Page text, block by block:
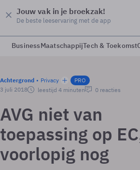
Jouw vak in je broekzak!
De beste leeservaring met de app
BusinessMaatschappijTech & Toekomst
Achtergrond Privacy
PRO
3 juli 2018
leestijd 4 minuten 0 reacties
AVG niet van
toepassing op
voorlopig nog